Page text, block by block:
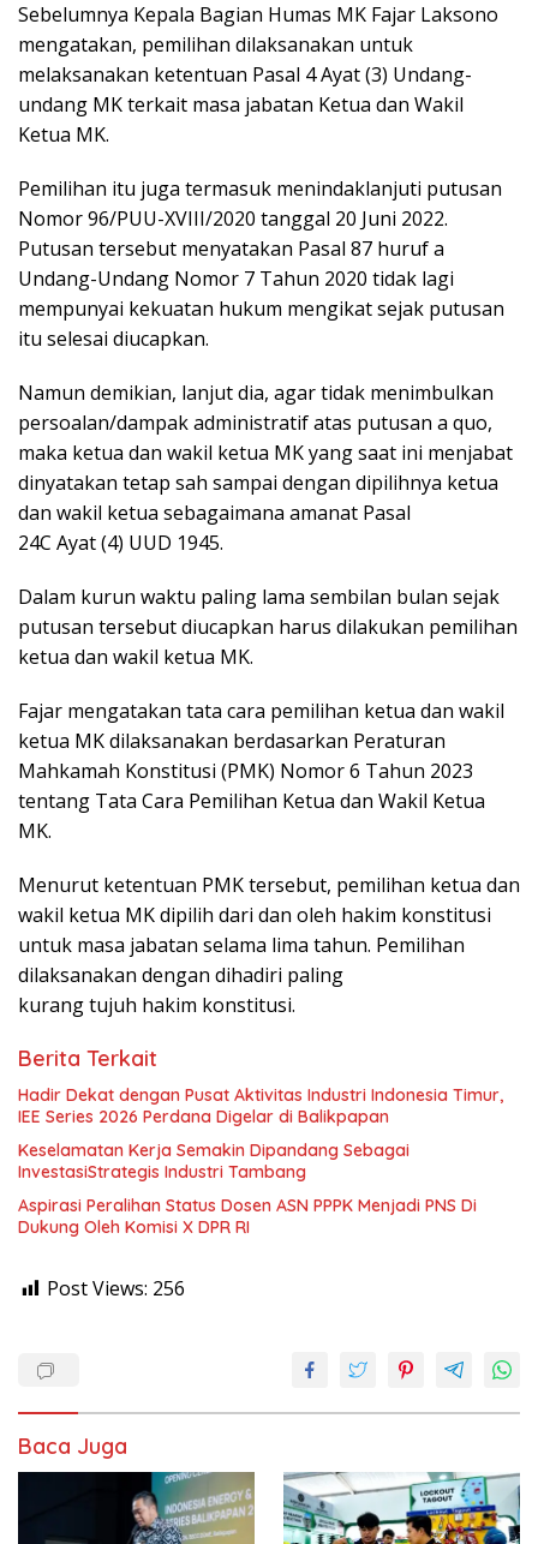
Sebelumnya Kepala Bagian Humas MK Fajar Laksono
mengatakan, pemilihan dilaksanakan untuk
melaksanakan ketentuan Pasal 4 Ayat (3) Undang-
undang MK terkait masa jabatan Ketua dan Wakil
Ketua MK.
Pemilihan itu juga termasuk menindaklanjuti putusan
Nomor 96/PUU-XVIII/2020 tanggal 20 Juni 2022.
Putusan tersebut menyatakan Pasal 87 huruf a
Undang-Undang Nomor 7 Tahun 2020 tidak lagi
mempunyai kekuatan hukum mengikat sejak putusan
itu selesai diucapkan.
Namun demikian, lanjut dia, agar tidak menimbulkan
persoalan/dampak administratif atas putusan a quo,
maka ketua dan wakil ketua MK yang saat ini menjabat
dinyatakan tetap sah sampai dengan dipilihnya ketua
dan wakil ketua sebagaimana amanat Pasal
24C Ayat (4) UUD 1945.
Dalam kurun waktu paling lama sembilan bulan sejak
putusan tersebut diucapkan harus dilakukan pemilihan
ketua dan wakil ketua MK.
Fajar mengatakan tata cara pemilihan ketua dan wakil
ketua MK dilaksanakan berdasarkan Peraturan
Mahkamah Konstitusi (PMK) Nomor 6 Tahun 2023
tentang Tata Cara Pemilihan Ketua dan Wakil Ketua
MK.
Menurut ketentuan PMK tersebut, pemilihan ketua dan
wakil ketua MK dipilih dari dan oleh hakim konstitusi
untuk masa jabatan selama lima tahun. Pemilihan
dilaksanakan dengan dihadiri paling
kurang tujuh hakim konstitusi.
Berita Terkait
Hadir Dekat dengan Pusat Aktivitas Industri Indonesia Timur,
IEE Series 2026 Perdana Digelar di Balikpapan
Keselamatan Kerja Semakin Dipandang Sebagai
InvestasiStrategis Industri Tambang
Aspirasi Peralihan Status Dosen ASN PPPK Menjadi PNS Di
Dukung Oleh Komisi X DPR RI
Post Views: 256
Baca Juga